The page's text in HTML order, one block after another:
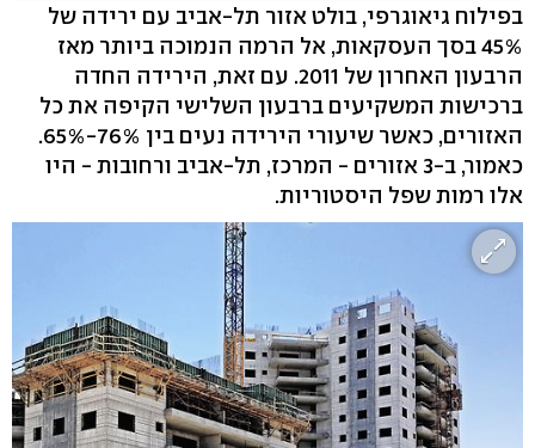
בפילוח גיאוגרפי, בולט אזור תל-אביב עם ירידה של
45% בסך העסקאות, אל הרמה הנמוכה ביותר מאז
הרבעון האחרון של 2011. עם זאת, הירידה החדה
ברכישות המשקיעים ברבעון השלישי הקיפה את כל
האזורים, כאשר שיעורי הירידה נעים בין 76%-65%.
כאמור, ב-3 אזורים - המרכז, תל-אביב ורחובות - היו
אלו רמות שפל היסטוריות.